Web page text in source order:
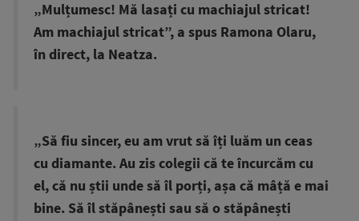
„Mulțumesc! Mă lasați cu machiajul stricat!
Am machiajul stricat”, a spus Ramona Olaru,
în direct, la Neatza.
„Să fiu sincer, eu am vrut să îți luăm un ceas
cu diamante. Au zis colegii că te încurcăm cu
el, că nu știi unde să îl porți, așa că mâță e mai
bine. Să îl stăpânești sau să o stăpânești